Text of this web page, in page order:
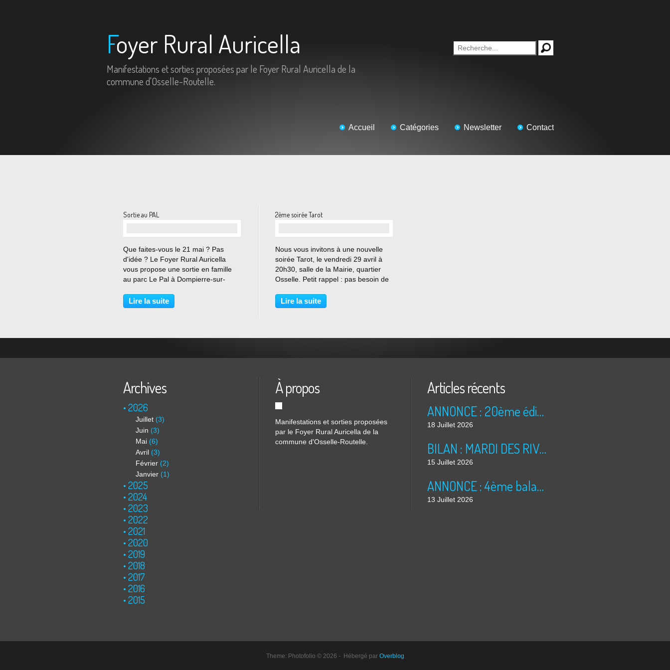
Foyer Rural Auricella
Manifestations et sorties proposées par le Foyer Rural Auricella de la
commune d'Osselle-Routelle.
Accueil Catégories Newsletter Contact
Sortie au PAL
Que faites-vous le 21 mai ? Pas
d'idée ? Le Foyer Rural Auricella
vous propose une sortie en famille
au parc Le Pal à Dompierre-sur-
d'attractions et d'un parc zoologique.
Vous y trouverez de nombreux
Lire la suite
2ème soirée Tarot
Nous vous invitons à une nouvelle
soirée Tarot, le vendredi 29 avril à
20h30, salle de la Mairie, quartier
Osselle. Petit rappel : pas besoin de
payer !! Il s'agit d'une soirée
conviviale où petits et grands
Lire la suite
Archives
2026
Juillet (3)
Juin (3)
Mai (6)
Avril (3)
Février (2)
Janvier (1)
2025
2024
2023
2022
2021
2020
2019
2018
2017
2016
2015
À propos
Manifestations et sorties proposées
par le Foyer Rural Auricella de la
commune d'Osselle-Routelle.
Articles récents
ANNONCE : 20ème édition des TRÉSORS DU GRENIER (2026)
18 Juillet 2026
BILAN : MARDI DES RIVES 2026
15 Juillet 2026
ANNONCE : 4ème balade dominicale
13 Juillet 2026
Theme: Photofolio © 2026 - Hébergé par Overblog